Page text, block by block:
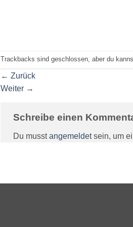
Trackbacks sind geschlossen, aber du
← Zurück
Weiter →
Schreibe einen
Du musstangemeldetsein, um